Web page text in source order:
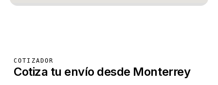
COTIZADOR
Cotiza tu envío desde Monterrey